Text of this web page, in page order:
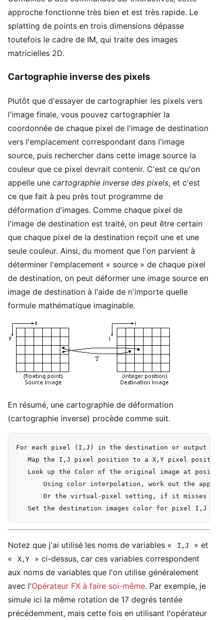
approche fonctionne très bien et est très rapide. Le
splatting de points en trois dimensions dépasse
toutefois le cadre de IM, qui traite des images
matricielles 2D.
Cartographie inverse des pixels
Plutôt que d'essayer de cartographier les pixels vers
l'image finale, vous pouvez cartographier la
coordonnée de chaque pixel de l'image de destination
vers l'emplacement correspondant dans l'image
source, puis rechercher dans cette image source la
couleur que ce pixel devrait contenir. C'est ce qu'on
appelle une cartographie inverse des pixels, et c'est
ce que fait à peu près tout programme de
déformation d'images. Comme chaque pixel de
l'image de destination est traité, on peut être certain
que chaque pixel de la destination reçoit une et une
seule couleur. Ainsi, du moment que l'on parvient à
déterminer l'emplacement « source » de chaque pixel
de destination, on peut déformer une image source en
image de destination à l'aide de n'importe quelle
formule mathématique imaginable.
En résumé, une cartographie de déformation
(cartographie inverse) procède comme suit.
For each pixel (I,J) in the destination or output
Map the I,J pixel position to a X,Y pixel
Look up the Color of the original image at
Using color interpolation, work out the
Or the virtual-pixel setting, if it misses
Notez que j'ai utilisé les noms de variables « I,J
» et
«
X,Y
» ci-dessus, car ces variables correspondent
aux noms de variables que l'on utilise généralement
avec l'Opérateur FX à faire soi-même. Par exemple, je
simule ici la même rotation de 17 degrés tentée
précédemment, mais cette fois en utilisant l'opérateur